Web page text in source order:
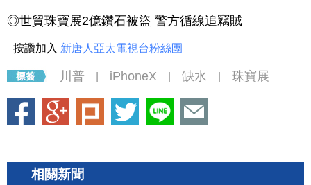
◎世貿珠寶展2億鑽石被盜 警方循線追竊賊
按讚加入 新唐人亞太電視台粉絲團
川普 iPhoneX 缺水 珠寶展
相關新聞